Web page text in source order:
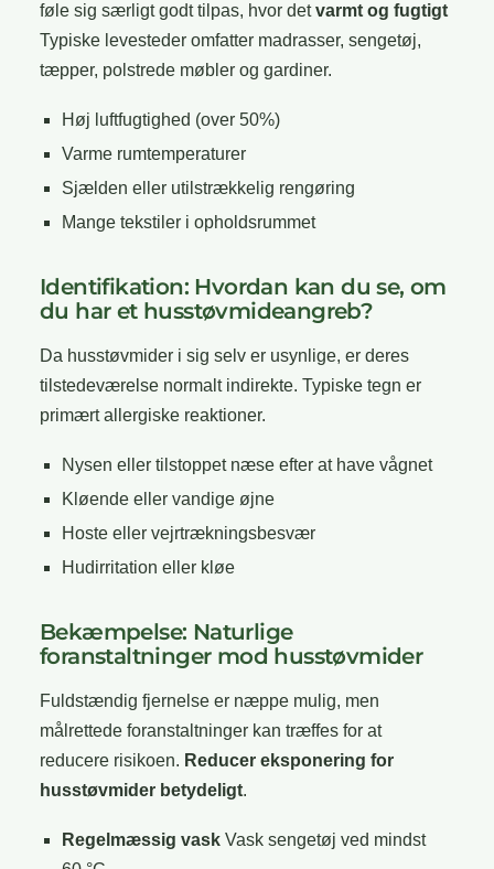
føle sig særligt godt tilpas, hvor detvarmt og fugtigt
Typiske levesteder omfatter madrasser, sengetøj,
tæpper, polstrede møbler og gardiner.
Høj luftfugtighed (over 50%)
Varme rumtemperaturer
Sjælden eller utilstrækkelig rengøring
Mange tekstiler i opholdsrummet
Identifikation: Hvordan kan du se, om
du har et husstøvmideangreb?
Da husstøvmider i sig selv er usynlige, er deres
tilstedeværelse normalt indirekte. Typiske tegn er
primært allergiske reaktioner.
Nysen eller tilstoppet næse efter at have vågnet
Kløende eller vandige øjne
Hoste eller vejrtrækningsbesvær
Hudirritation eller kløe
Bekæmpelse: Naturlige
foranstaltninger mod husstøvmider
Fuldstændig fjernelse er næppe mulig, men
målrettede foranstaltninger kan træffes for at
reducere risikoen. Reducer eksponering for
husstøvmider betydeligt.
Regelmæssig vask Vask sengetøj ved mindst